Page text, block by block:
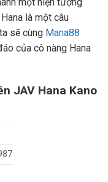
là một câu
sẽ cùng Mana88
của cô nàng Hana
JAV Hana Kano